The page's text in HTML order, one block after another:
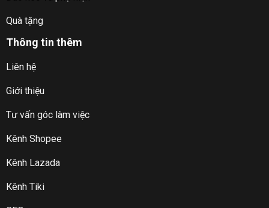
Quà tặng
Thông tin thêm
Liên hệ
Giới thiệu
Tư vấn góc làm việc
Kênh Shopee
Kênh Lazada
Kênh Tiki